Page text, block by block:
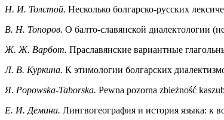
Н. И. Толстой. Несколько болгарско-русских
В. Н. Топоров. О балто-славянской диалектологии
Ж. Ж. Варбот. Праславянские вариантные
Л. В. Куркина. К этимологии болгарских
Я. Popowska-Taborska. Pewna pozorna zbieżność
E. И. Демина. Лингвогеография и история языка: к